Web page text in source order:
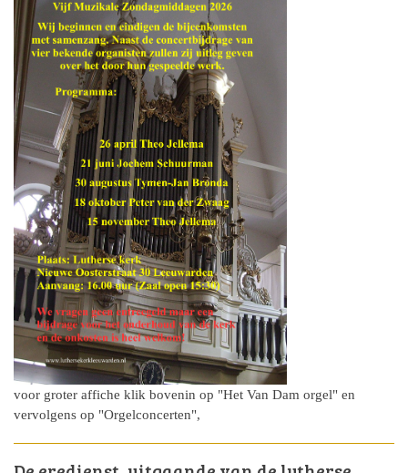
voor groter affiche klik bovenin op "Het Van Dam orgel" en
vervolgens op "Orgelconcerten",